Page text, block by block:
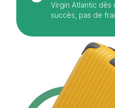
Virgin Atlantic dès
succès, pas de